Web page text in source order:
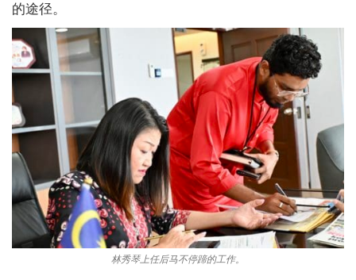
的途径。
林秀琴上任后马不停蹄的工作。